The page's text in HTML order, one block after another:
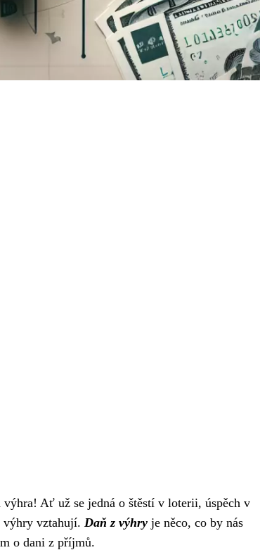
Ať už se jedná o štěstí v loterii, úspěch v
výhry vztahují. Daň z výhry je něco, co by nás
o dani z příjmů.